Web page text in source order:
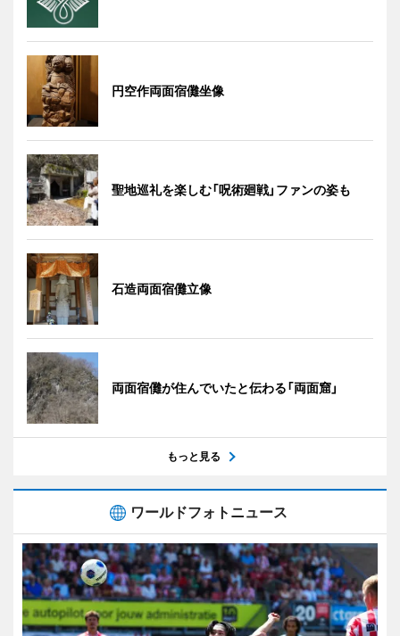
円空作両面宿儺坐像
聖地巡礼を楽しむ「呪術廻戦」ファンの姿も
石造両面宿儺立像
両面宿儺が住んでいたと伝わる「両面窟」
もっと見る
ワールドフォトニュース